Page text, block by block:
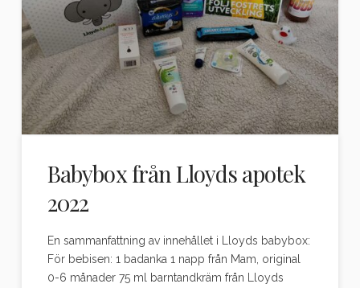
Babybox från Lloyds apotek
2022
En sammanfattning av innehållet i Lloyds babybox:
För bebisen: 1 badanka 1 napp från Mam, original
0-6 månader 75 ml barntandkräm från Lloyds